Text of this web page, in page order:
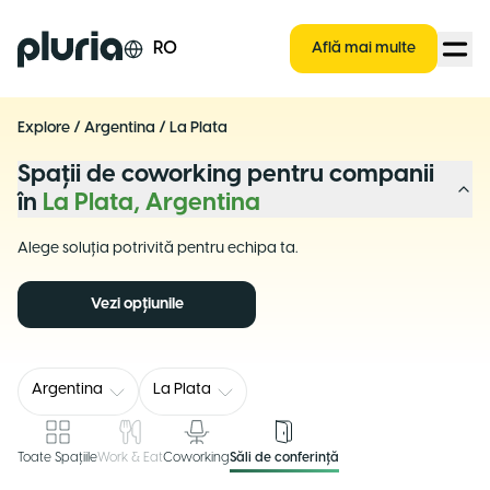
Logo Pluria RO Află mai multe
Explore / Argentina / La Plata
Spații de coworking pentru companii
în La Plata, Argentina
Alege soluția potrivită pentru echipa ta.
Vezi opțiunile
Argentina La Plata
Toate SpațiileWork & EatCoworkingSăli de conferință